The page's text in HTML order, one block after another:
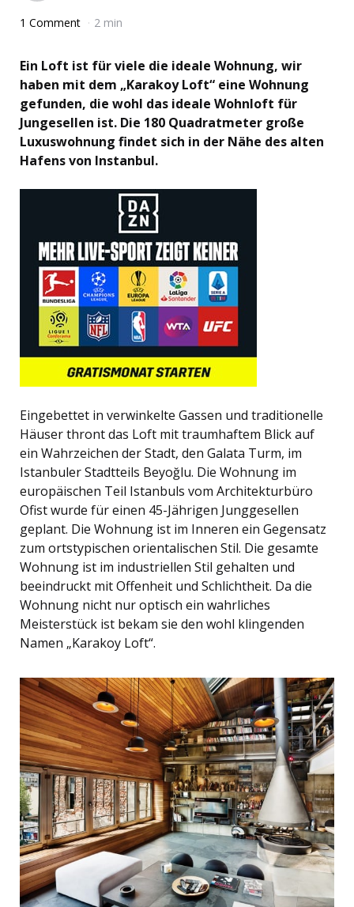
1 Comment 2 min
Ein Loft ist für viele die ideale Wohnung, wir
haben mit dem „Karakoy Loft“ eine Wohnung
gefunden, die wohl das ideale Wohnloft für
Jungesellen ist. Die 180 Quadratmeter große
Luxuswohnung findet sich in der Nähe des alten
Hafens von Instanbul.
Eingebettet in verwinkelte Gassen und traditionelle
Häuser thront das Loft mit traumhaftem Blick auf
ein Wahrzeichen der Stadt, den Galata Turm, im
Istanbuler Stadtteils Beyoğlu. Die Wohnung im
europäischen Teil Istanbuls vom Architekturbüro
Ofist wurde für einen 45-Jährigen Junggesellen
geplant. Die Wohnung ist im Inneren ein Gegensatz
zum ortstypischen orientalischen Stil. Die gesamte
Wohnung ist im industriellen Stil gehalten und
beeindruckt mit Offenheit und Schlichtheit. Da die
Wohnung nicht nur optisch ein wahrliches
Meisterstück ist bekam sie den wohl klingenden
Namen „Karakoy Loft“.